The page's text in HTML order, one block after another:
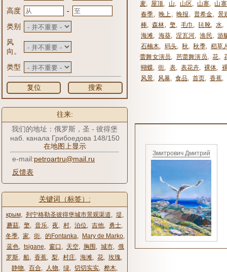
高度
-
类别
风
向。
类型
复位 搜索
往来:
我们的地址：俄罗斯，圣 - 彼得堡
наб. канала Грибоедова 148/150
在地图上显示
e-mail:petroartru@mail.ru
反馈表
关键词（标签）:
крым, 列宁格勒圣彼得堡城市景观渠道, 堤,
蘑菇, 檠, 音乐, 夜, 村, 泊位, 吉他, 勇士,
冬季, 家, 街, 的Fontanka, Mary de Marko,
蓝色, tsigane, 窗口 , 天空, 胸围 , 城市, 俄
罗斯, 船, 香蕉, 梨, 村庄, 海滩, 花, 玫瑰,
静物, 百合, 人物, 绿, 切切实实, 桦木,
麦, 屋顶, 山, 山区, 山寨, 山
春季, 晚上, 晚报 , 普希金, 景
棒, 森林, 檠, 毛巾 , 毡靴, 水,
海滩, 海葵, 涅瓦河, 渔民, 游
石楠木, 码头, 秋, 秋季, 稻草
蕾舞女演员, 芭蕾舞演员, 花,
蝴蝶, 街, 表, 表花卉, 裸体,
风景, 风暴, 食品, 首页, 香蕉,
Змитрович Дмитрий